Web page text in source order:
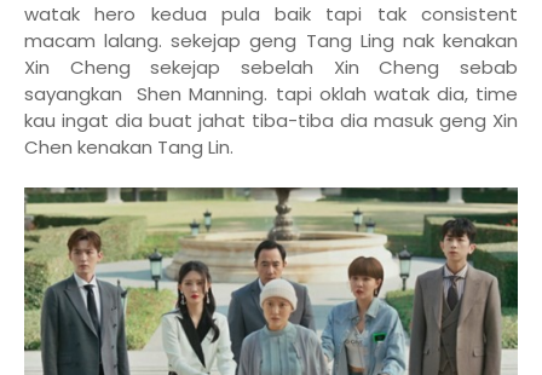
watak hero kedua pula baik tapi tak consistent
macam lalang. sekejap geng Tang Ling nak kenakan
Xin Cheng sekejap sebelah Xin Cheng sebab
sayangkan Shen Manning. tapi oklah watak dia, time
kau ingat dia buat jahat tiba-tiba dia masuk geng Xin
Chen kenakan Tang Lin.